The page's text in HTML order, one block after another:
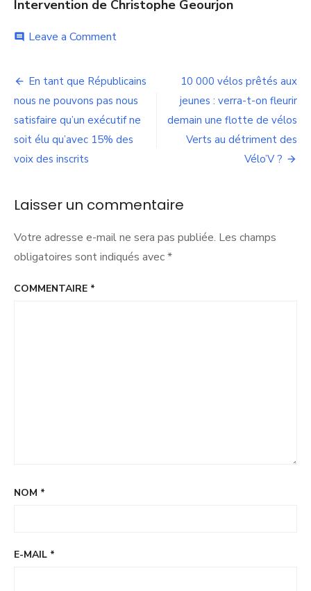
Intervention de Christophe Geourjon
comment Leave a Commenton
vélo
une
Ré’vélorution
ou
révolte
Navigation
de
l’article
En tant que Républicains
nous ne pouvons pas nous
satisfaire qu’un exécutif ne
soit élu qu’avec 15% des
voix des inscrits
10 000 vélos prêtés aux
jeunes : verra-t-on fleurir
demain une flotte de vélos
Verts au détriment des
Vélo’V ?
Laisser un commentaire
Votre adresse e-mail ne sera pas publiée. Les champs
obligatoires sont indiqués avec*
COMMENTAIRE *
NOM *
E-MAIL *